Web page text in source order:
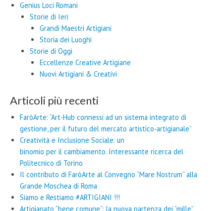
Genius Loci Romani
Storie di Ieri
Grandi Maestri Artigiani
Storia dei Luoghi
Storie di Oggi
Eccellenze Creative Artigiane
Nuovi Artigiani & Creativi
Articoli più recenti
FaròArte: “Art-Hub connessi ad un sistema integrato di
gestione, per il futuro del mercato artistico-artigianale”
Creatività e Inclusione Sociale: un
binomio per il cambiamento. Interessante ricerca del
Politecnico di Torino
Il contributo di FaròArte al Convegno “Mare Nostrum” alla
Grande Moschea di Roma
Siamo e Restiamo #ARTIGIANI !!!
Artigianato “bene comune”: la nuova partenza dei “mille”